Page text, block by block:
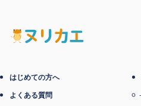
はじめての方へ
よくある質問